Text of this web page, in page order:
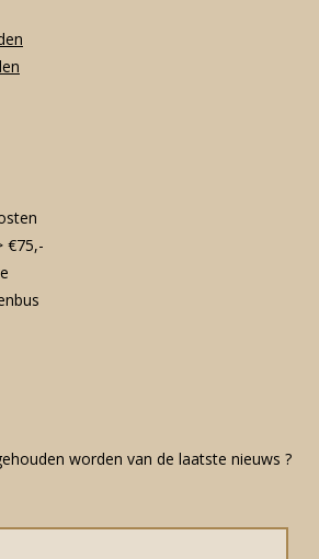
€75,-
worden van de laatste nieuws ?